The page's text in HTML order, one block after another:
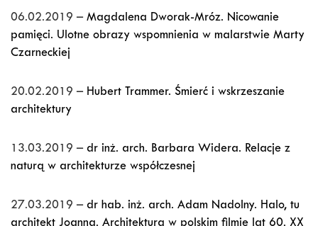
06.02.2019 – Magdalena Dworak-Mróz. Nicowanie
pamięci. Ulotne obrazy wspomnienia w malarstwie Marty
Czarneckiej
20.02.2019 – Hubert Trammer. Śmierć i wskrzeszanie
architektury
13.03.2019 – dr inż. arch. Barbara Widera. Relacje z
naturą w architekturze współczesnej
27.03.2019 – dr hab. inż. arch. Adam Nadolny. Halo, tu